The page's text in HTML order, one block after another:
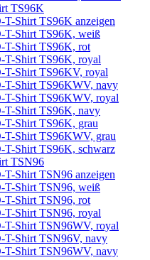
TS96K
T-Shirt TS96K anzeigen
T-Shirt TS96K, weiß
T-Shirt TS96K, rot
T-Shirt TS96K, royal
T-Shirt TS96KV, royal
T-Shirt TS96KWV, navy
T-Shirt TS96KWV, royal
T-Shirt TS96K, navy
T-Shirt TS96K, grau
T-Shirt TS96KWV, grau
T-Shirt TS96K, schwarz
TSN96
T-Shirt TSN96 anzeigen
T-Shirt TSN96, weiß
T-Shirt TSN96, rot
T-Shirt TSN96, royal
T-Shirt TSN96WV, royal
T-Shirt TSN96V, navy
T-Shirt TSN96WV, navy